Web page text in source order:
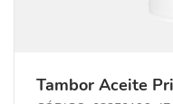
Tambor Aceite